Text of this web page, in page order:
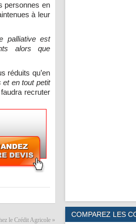
personnes en
à leur
palliative est
alors que
réduits qu’en
et en tout petit
recruter
le Crédit Agricole »
COMPAREZ LES